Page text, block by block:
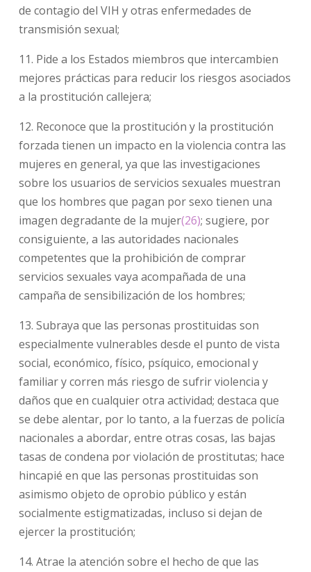
de contagio del VIH y otras enfermedades de
transmisión sexual;
11. Pide a los Estados miembros que intercambien
mejores prácticas para reducir los riesgos asociados
a la prostitución callejera;
12. Reconoce que la prostitución y la prostitución
forzada tienen un impacto en la violencia contra las
mujeres en general, ya que las investigaciones
sobre los usuarios de servicios sexuales muestran
que los hombres que pagan por sexo tienen una
imagen degradante de la mujer(26); sugiere, por
consiguiente, a las autoridades nacionales
competentes que la prohibición de comprar
servicios sexuales vaya acompañada de una
campaña de sensibilización de los hombres;
13. Subraya que las personas prostituidas son
especialmente vulnerables desde el punto de vista
social, económico, físico, psíquico, emocional y
familiar y corren más riesgo de sufrir violencia y
daños que en cualquier otra actividad; destaca que
se debe alentar, por lo tanto, a la fuerzas de policía
nacionales a abordar, entre otras cosas, las bajas
tasas de condena por violación de prostitutas; hace
hincapié en que las personas prostituidas son
asimismo objeto de oprobio público y están
socialmente estigmatizadas, incluso si dejan de
ejercer la prostitución;
14. Atrae la atención sobre el hecho de que las